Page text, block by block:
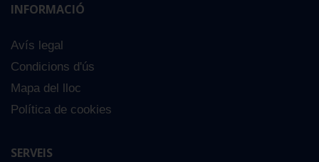
INFORMACIÓ
Avís legal
Condicions d'ús
Mapa del lloc
Política de cookies
SERVEIS